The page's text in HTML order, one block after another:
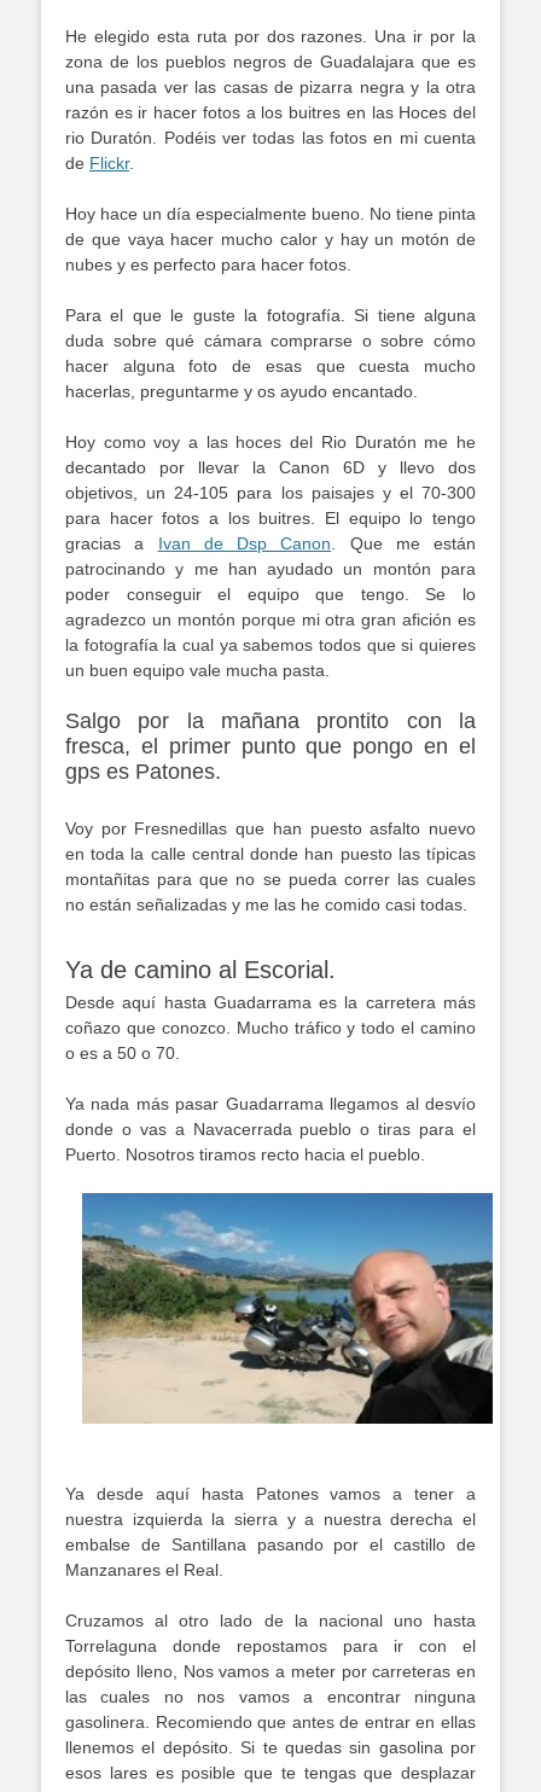
He elegido esta ruta por dos razones. Una ir por la
zona de los pueblos negros de Guadalajara que es
una pasada ver las casas de pizarra negra y la otra
razón es ir hacer fotos a los buitres en las Hoces del
rio Duratón. Podéis ver todas las fotos en mi cuenta
de Flickr.
Hoy hace un día especialmente bueno. No tiene pinta
de que vaya hacer mucho calor y hay un motón de
nubes y es perfecto para hacer fotos.
Para el que le guste la fotografía. Si tiene alguna
duda sobre qué cámara comprarse o sobre cómo
hacer alguna foto de esas que cuesta mucho
hacerlas, preguntarme y os ayudo encantado.
Hoy como voy a las hoces del Rio Duratón me he
decantado por llevar la Canon 6D y llevo dos
objetivos, un 24-105 para los paisajes y el 70-300
para hacer fotos a los buitres. El equipo lo tengo
gracias a Ivan de Dsp Canon . Que me están
patrocinando y me han ayudado un montón para
poder conseguir el equipo que tengo. Se lo
agradezco un montón porque mi otra gran afición es
la fotografía la cual ya sabemos todos que si quieres
un buen equipo vale mucha pasta.
Salgo por la mañana prontito con la
fresca, el primer punto que pongo en el
gps es Patones.
Voy por Fresnedillas que han puesto asfalto nuevo
en toda la calle central donde han puesto las típicas
montañitas para que no se pueda correr las cuales
no están señalizadas y me las he comido casi todas.
Ya de camino al Escorial.
Desde aquí hasta Guadarrama es la carretera más
coñazo que conozco. Mucho tráfico y todo el camino
o es a 50 o 70.
Ya nada más pasar Guadarrama llegamos al desvío
donde o vas a Navacerrada pueblo o tiras para el
Puerto. Nosotros tiramos recto hacia el pueblo.
Ya desde aquí hasta Patones vamos a tener a
nuestra izquierda la sierra y a nuestra derecha el
embalse de Santillana pasando por el castillo de
Manzanares el Real.
Cruzamos al otro lado de la nacional uno hasta
Torrelaguna donde repostamos para ir con el
depósito lleno, Nos vamos a meter por carreteras en
las cuales no nos vamos a encontrar ninguna
gasolinera. Recomiendo que antes de entrar en ellas
llenemos el depósito. Si te quedas sin gasolina por
esos lares es posible que te tengas que desplazar